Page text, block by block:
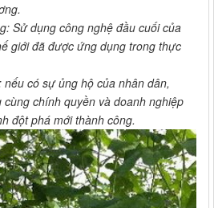
Sử dụng công nghệ đầu cuối của
giới đã được ứng dụng trong thực
có sự ủng hộ của nhân dân,
chính quyền và doanh nghiệp
đột phá mới thành công.